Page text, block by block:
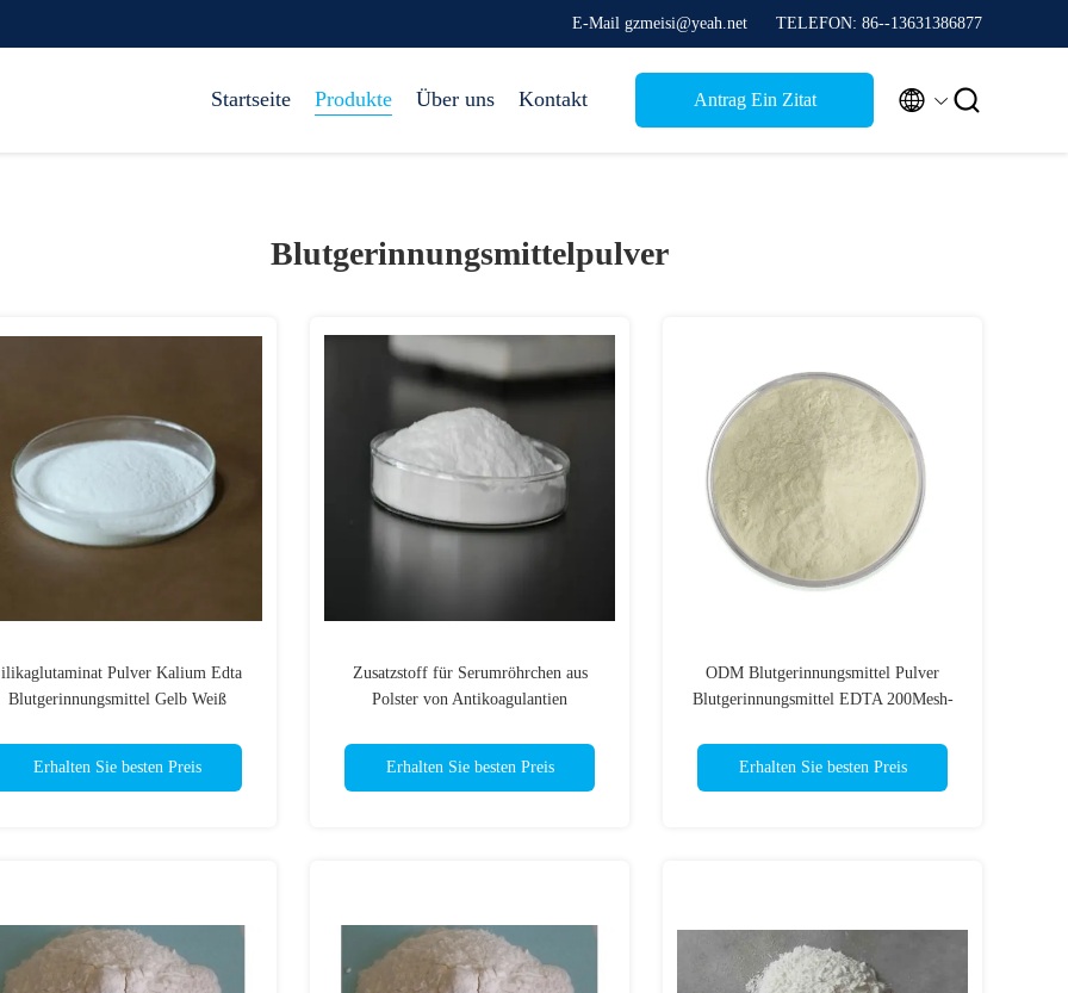
E-Mail gzmeisi@yeah.net TELEFON: 86--13631386877
Startseite Produkte Über uns Kontakt Antrag Ein Zitat  
Blutgerinnungsmittelpulver
Pulver Kalium Edta
Blutgerinnungsmittel Gelb Weiß
Erhalten Sie besten Preis
Zusatzstoff für Serumröhrchen aus
Polster von Antikoagulantien
Erhalten Sie besten Preis
ODM Blutgerinnungsmittel Pulver
Blutgerinnungsmittel EDTA 200Mesh-
Erhalten Sie besten Preis